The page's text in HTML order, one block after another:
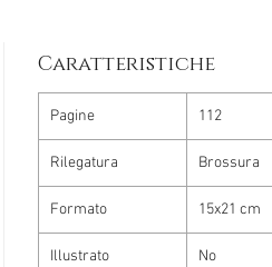
Caratteristiche
Pagine 112
Rilegatura Brossura
Formato 15x21 cm
Illustrato No